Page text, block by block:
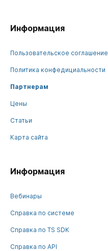
Информация
Пользовательское соглашение
Политика конфедициальности
Партнерам
Цены
Статьи
Карта сайта
Информация
Вебинары
Справка по системе
Справка по TS SDK
Справка по API